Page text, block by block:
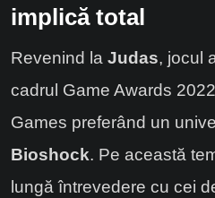
implică total
Revenind la Judas, jocul
cadrul Game Awards
Games preferând un
Bioshock. Pe această
lungă întrevedere cu cei